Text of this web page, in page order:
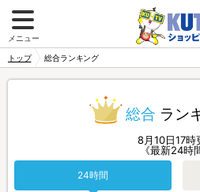
メニュー
トップ 総合ランキング
総合 ラン
8月10日17時
《最新24時
24時間